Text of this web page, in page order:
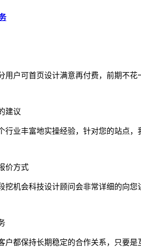
用户可首页设计满意再付费，前期不
建议
行业丰富地实操经验，针对您的站点
价方式
挖机会科技设计顾问会非常详细的向
户都保持长期稳定的合作关系，只要